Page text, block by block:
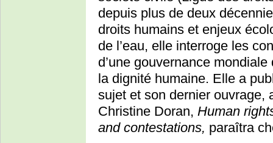
depuis plus de deux
droits humains et enjeux
de l’eau, elle interroge les
d’une gouvernance
la dignité humaine. Elle a
sujet et son dernier ouvrage,
Christine Doran, Human
and contestations, paraîtra